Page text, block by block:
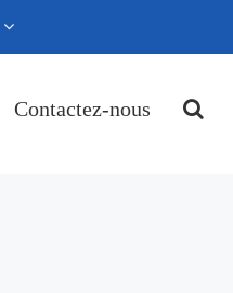
Contactez-nous